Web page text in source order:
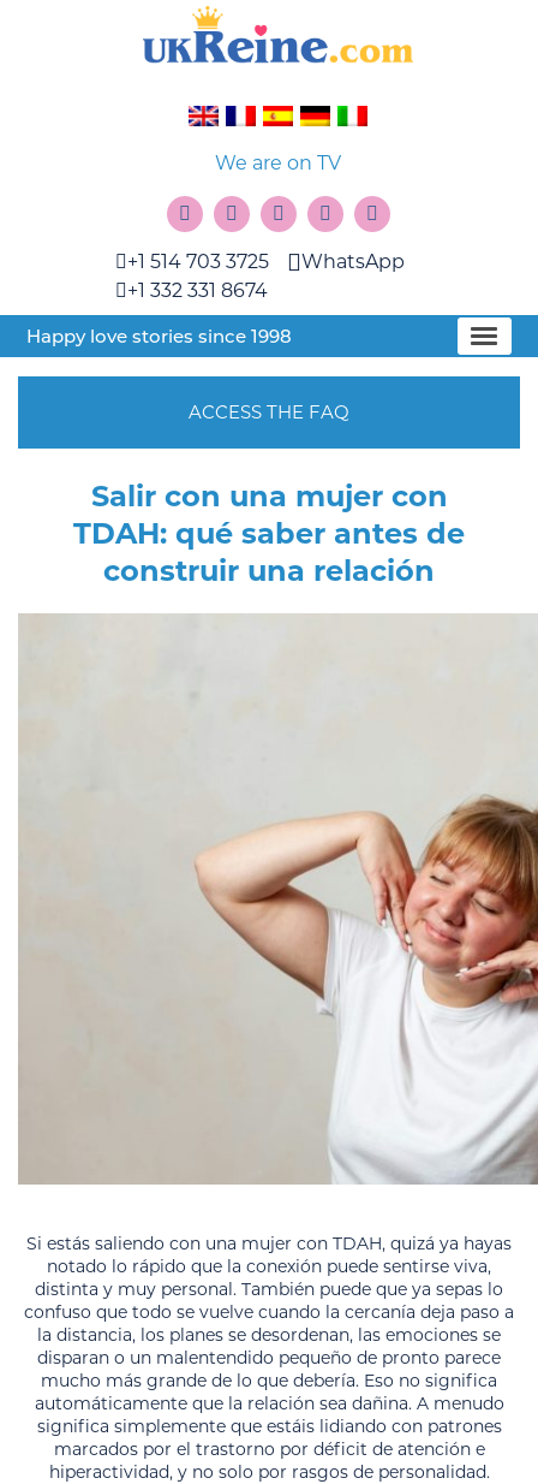
We are on TV
+1 514 703 3725
+1 332 331 8674
WhatsApp
Happy love stories since 1998
ACCESS THE FAQ
Salir con una mujer con
TDAH: qué saber antes de
construir una relación
Si estás saliendo con una mujer con TDAH, quizá ya hayas
notado lo rápido que la conexión puede sentirse viva,
distinta y muy personal. También puede que ya sepas lo
confuso que todo se vuelve cuando la cercanía deja paso a
la distancia, los planes se desordenan, las emociones se
disparan o un malentendido pequeño de pronto parece
mucho más grande de lo que debería. Eso no significa
automáticamente que la relación sea dañina. A menudo
significa simplemente que estáis lidiando con patrones
marcados por el trastorno por déficit de atención e
hiperactividad, y no solo por rasgos de personalidad.